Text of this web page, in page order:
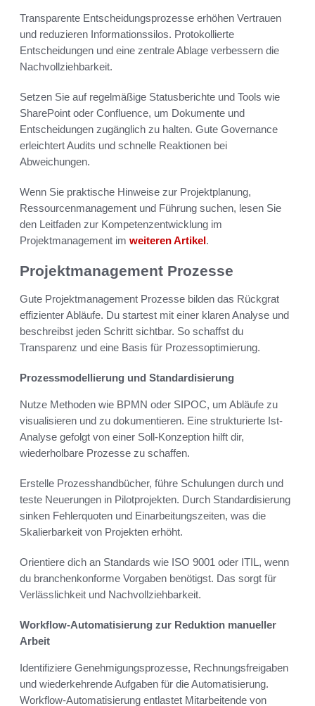
Transparente Entscheidungsprozesse erhöhen Vertrauen
und reduzieren Informationssilos. Protokollierte
Entscheidungen und eine zentrale Ablage verbessern die
Nachvollziehbarkeit.
Setzen Sie auf regelmäßige Statusberichte und Tools wie
SharePoint oder Confluence, um Dokumente und
Entscheidungen zugänglich zu halten. Gute Governance
erleichtert Audits und schnelle Reaktionen bei
Abweichungen.
Wenn Sie praktische Hinweise zur Projektplanung,
Ressourcenmanagement und Führung suchen, lesen Sie
den Leitfaden zur Kompetenzentwicklung im
Projektmanagement im weiteren Artikel.
Projektmanagement Prozesse
Gute Projektmanagement Prozesse bilden das Rückgrat
effizienter Abläufe. Du startest mit einer klaren Analyse und
beschreibst jeden Schritt sichtbar. So schaffst du
Transparenz und eine Basis für Prozessoptimierung.
Prozessmodellierung und Standardisierung
Nutze Methoden wie BPMN oder SIPOC, um Abläufe zu
visualisieren und zu dokumentieren. Eine strukturierte Ist-
Analyse gefolgt von einer Soll-Konzeption hilft dir,
wiederholbare Prozesse zu schaffen.
Erstelle Prozesshandbücher, führe Schulungen durch und
teste Neuerungen in Pilotprojekten. Durch Standardisierung
sinken Fehlerquoten und Einarbeitungszeiten, was die
Skalierbarkeit von Projekten erhöht.
Orientiere dich an Standards wie ISO 9001 oder ITIL, wenn
du branchenkonforme Vorgaben benötigst. Das sorgt für
Verlässlichkeit und Nachvollziehbarkeit.
Workflow-Automatisierung zur Reduktion manueller
Arbeit
Identifiziere Genehmigungsprozesse, Rechnungsfreigaben
und wiederkehrende Aufgaben für die Automatisierung.
Workflow-Automatisierung entlastet Mitarbeitende von